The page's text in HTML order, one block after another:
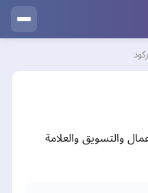
والتسويق والعلامة